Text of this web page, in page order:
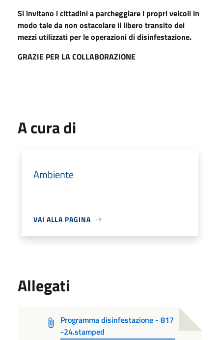
Si invitano i cittadini a parcheggiare i propri veicoli in
modo tale da non ostacolare il libero transito dei
mezzi utilizzati per le operazioni di disinfestazione.
GRAZIE PER LA COLLABORAZIONE
A cura di
Ambiente
VAI ALLA PAGINA
Allegati
Programma disinfestazione - 817
-24.stamped